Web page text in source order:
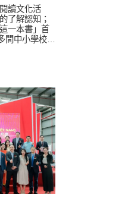
讀文化活
了解認知；
一本書」首
間中小學校逾
的最新發
發展大局。